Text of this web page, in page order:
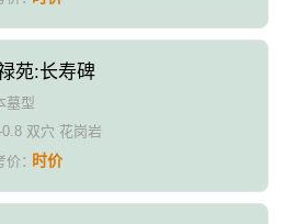
苑:长寿碑
墓型
双穴 花岗岩
价：时价